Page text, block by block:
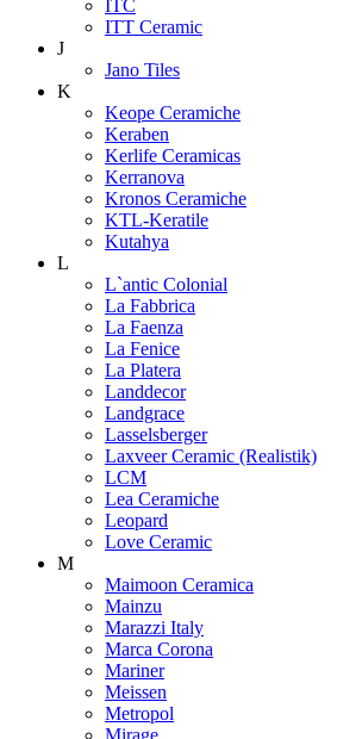
ITC
ITT Ceramic
J
Jano Tiles
K
Keope Ceramiche
Keraben
Kerlife Ceramicas
Kerranova
Kronos Ceramiche
KTL-Keratile
Kutahya
L
L`antic Colonial
La Fabbrica
La Faenza
La Fenice
La Platera
Landdecor
Landgrace
Lasselsberger
Laxveer Ceramic (Realistik)
LCM
Lea Ceramiche
Leopard
Love Ceramic
M
Maimoon Ceramica
Mainzu
Marazzi Italy
Marca Corona
Mariner
Meissen
Metropol
Mirage